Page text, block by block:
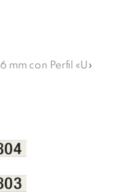
mm con Perfil «U»